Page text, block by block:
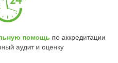
помощь по аккредитации
аудит и оценку